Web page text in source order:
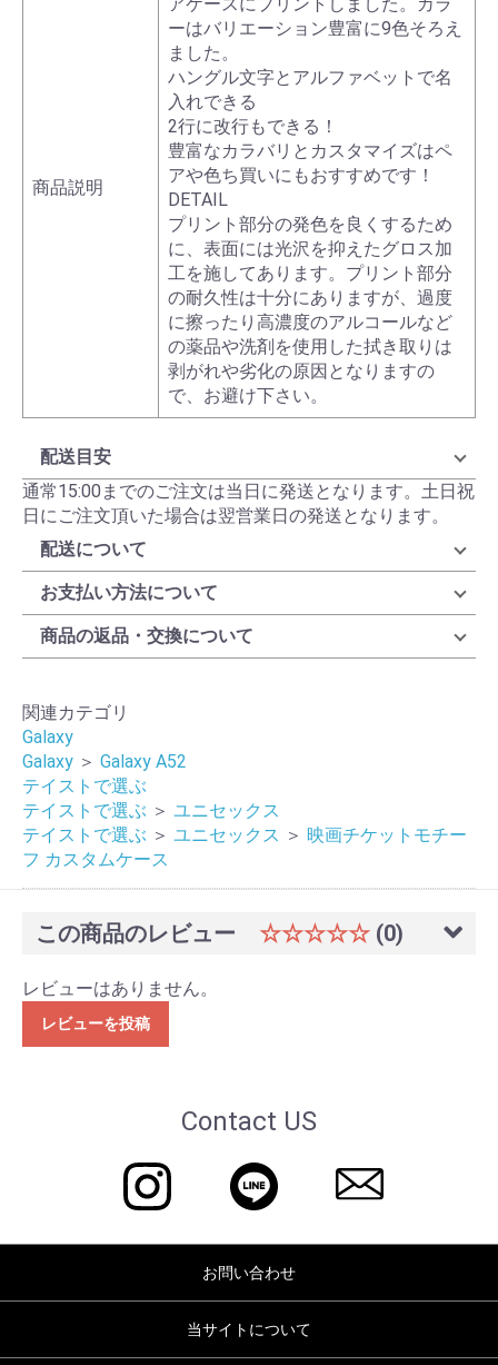
商品説明
ーはバリエーション豊富に9色そろえ
ました。
ハングル文字とアルファベットで名
入れできる
2行に改行もできる！
豊富なカラバリとカスタマイズはペ
アや色ち買いにもおすすめです！
DETAIL
プリント部分の発色を良くするため
に、表面には光沢を抑えたグロス加
工を施してあります。プリント部分
の耐久性は十分にありますが、過度
に擦ったり高濃度のアルコールなど
の薬品や洗剤を使用した拭き取りは
剥がれや劣化の原因となりますの
で、お避け下さい。
配送目安
通常15:00までのご注文は当日に発送となります。土日祝
日にご注文頂いた場合は翌営業日の発送となります。
配送について
お支払い方法について
商品の返品・交換について
関連カテゴリ
Galaxy
Galaxy ＞ Galaxy A52
テイストで選ぶ
テイストで選ぶ ＞ ユニセックス
テイストで選ぶ ＞ ユニセックス ＞ 映画チケットモチー
フ カスタムケース
この商品のレビュー ☆☆☆☆☆ (0)
レビューはありません。
レビューを投稿
Contact US
お問い合わせ
当サイトについて